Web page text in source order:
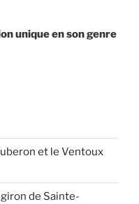
unique en son genre
et le Ventoux
de Sainte-